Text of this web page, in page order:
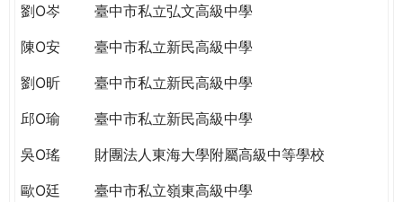
劉O岑
臺中市私立弘文高級中學
陳O安
臺中市私立新民高級中學
劉O昕
臺中市私立新民高級中學
邱O瑜
臺中市私立新民高級中學
吳O瑤
財團法人東海大學附屬高級中等學校
歐O廷
臺中市私立嶺東高級中學